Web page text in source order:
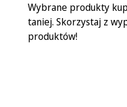
Wybrane produkty
taniej. Skorzystaj z
produktów!